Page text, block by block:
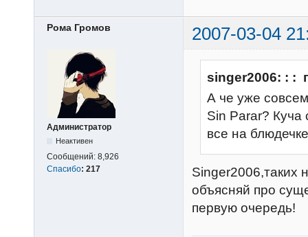
Рома Громов 2007-03-04
Администратор
Неактивен
Сообщений: 8,926
Спасибо: 217
singer2006: : :
А че уже
Sin Parar? Куча
все на
Singer2006,таких
объясняй про
первую очередь!